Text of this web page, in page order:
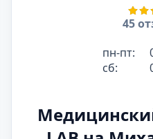
45
пн-пт:
сб: